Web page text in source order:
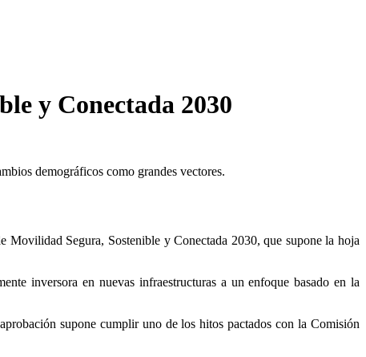
y Conectada 2030
demográficos como grandes vectores.
Segura, Sostenible y Conectada 2030, que supone la hoja
inversora en nuevas infraestructuras a un enfoque basado en la
supone cumplir uno de los hitos pactados con la Comisión